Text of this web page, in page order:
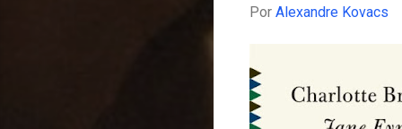
Por Alexandre Kovacs